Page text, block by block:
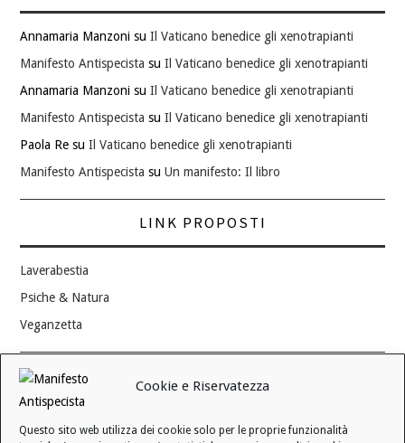
Cookie e Riservatezza
Questo sito web utilizza dei cookie solo per le proprie funzionalità
Annamaria Manzoni suIl Vaticano benedice gli xenotrapianti
Manifesto Antispecista suIl Vaticano benedice gli xenotrapianti
Annamaria Manzoni suIl Vaticano benedice gli xenotrapianti
Manifesto Antispecista suIl Vaticano benedice gli xenotrapianti
Paola Re suIl Vaticano benedice gli xenotrapianti
Manifesto Antispecista suUn manifesto: Il libro
LINK PROPOSTI
Laverabestia
Psiche & Natura
Veganzetta
Modifica consenso ai cookie
REVOCA IL TUO CONSENSO
Stato attuale: Negato